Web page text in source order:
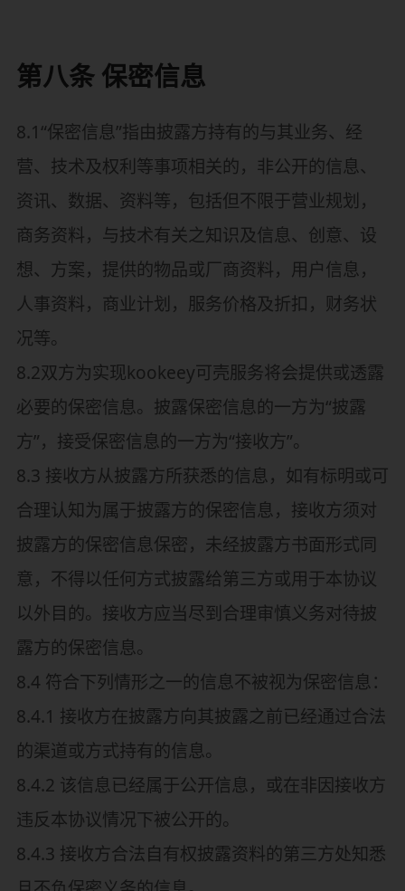
第八条 保密信息
8.1“保密信息”指由披露方持有的与其业务、经
营、技术及权利等事项相关的，非公开的信息、
资讯、数据、资料等，包括但不限于营业规划，
商务资料，与技术有关之知识及信息、创意、设
想、方案，提供的物品或厂商资料，用户信息，
人事资料，商业计划，服务价格及折扣，财务状
况等。
8.2双方为实现kookeey可壳服务将会提供或透露
必要的保密信息。披露保密信息的一方为“披露
方”，接受保密信息的一方为“接收方”。
8.3 接收方从披露方所获悉的信息，如有标明或可
合理认知为属于披露方的保密信息，接收方须对
披露方的保密信息保密，未经披露方书面形式同
意，不得以任何方式披露给第三方或用于本协议
以外目的。接收方应当尽到合理审慎义务对待披
露方的保密信息。
8.4 符合下列情形之一的信息不被视为保密信息：
8.4.1 接收方在披露方向其披露之前已经通过合法
的渠道或方式持有的信息。
8.4.2 该信息已经属于公开信息，或在非因接收方
违反本协议情况下被公开的。
8.4.3 接收方合法自有权披露资料的第三方处知悉